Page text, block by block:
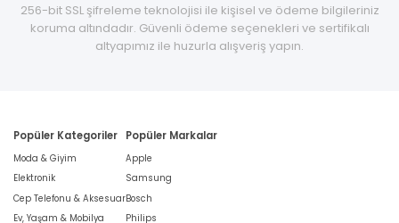
256-bit SSL şifreleme teknolojisi ile kişisel ve ödeme bilgileriniz
koruma altındadır. Güvenli ödeme seçenekleri ve sertifikalı
altyapımız ile huzurla alışveriş yapın.
Popüler Kategoriler
Moda & Giyim
Elektronik
Cep Telefonu & Aksesuar
Ev, Yaşam & Mobilya
Popüler Markalar
Apple
Samsung
Bosch
Philips